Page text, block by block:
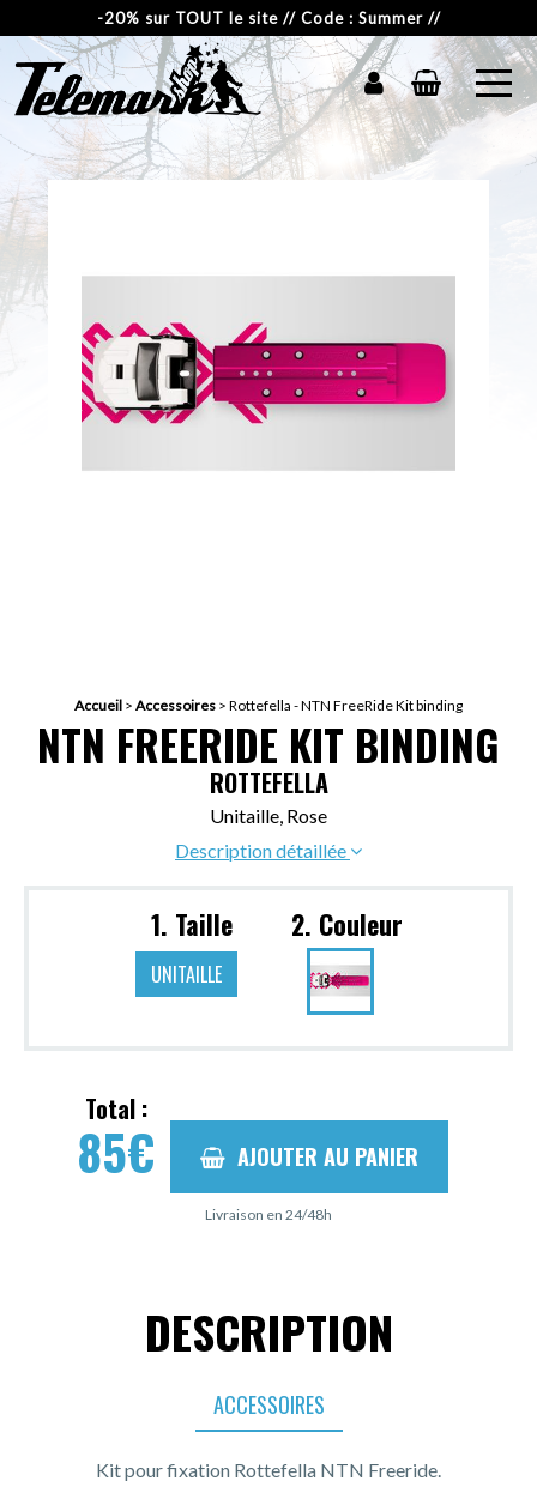
-20% sur TOUT le site // Code : Summer //
Accueil > Accessoires > Rottefella - NTN FreeRide Kit binding
NTN FREERIDE KIT BINDING
ROTTEFELLA
Unitaille, Rose
Description détaillée
1. Taille
UNITAILLE
2. Couleur
Total :
85€ AJOUTER AU PANIER
Livraison en 24/48h
DESCRIPTION
ACCESSOIRES
Kit pour fixation Rottefella NTN Freeride.